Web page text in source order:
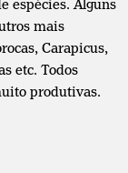
espécies. Alguns
mais
Carapicus,
etc. Todos
produtivas.